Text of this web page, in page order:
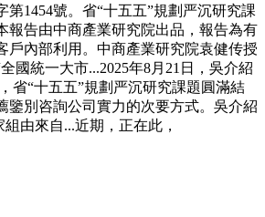
第1454號。省“十五五”規劃严沉研究課
報告由中商產業研究院出品，報告為有
戶內部利用。中商產業研究院袁健传授
國統一大市...2025年8月21日，吳介紹
省“十五五”規劃严沉研究課題圓滿結
鑒別咨詢公司實力的次要方式。吳介紹
由來自...近期，正在此，